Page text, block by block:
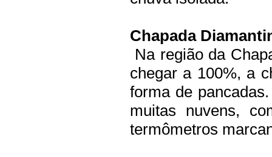
Chapada
Na região da
chegar a 100%, a
forma de
muitas nuvens,
termômetros